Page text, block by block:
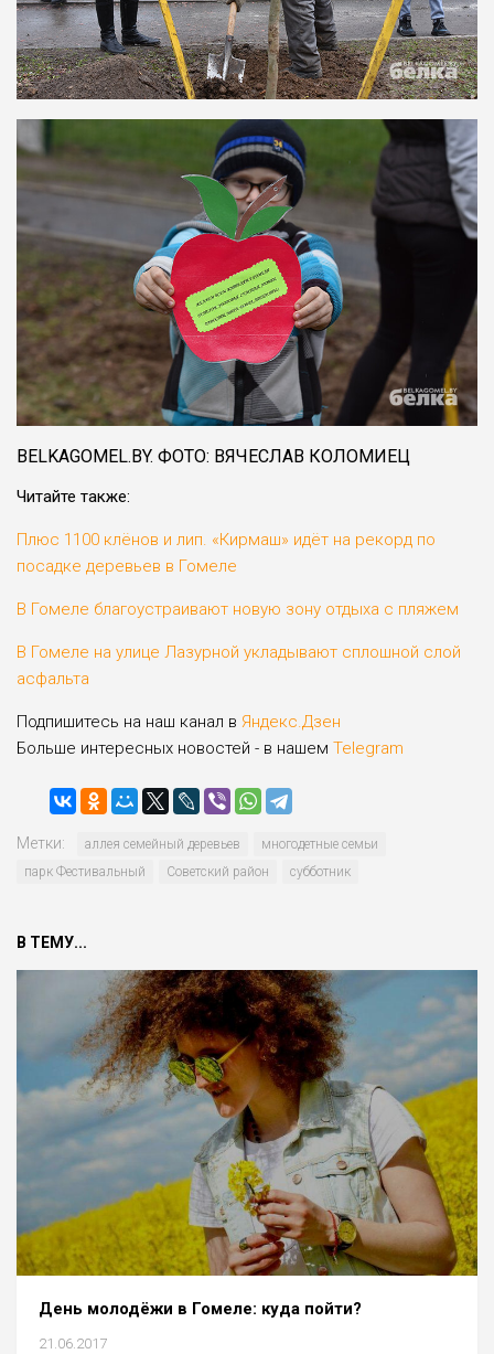
BELKАGOMEL.BY. ФОТО: ВЯЧЕСЛАВ КОЛОМИЕЦ
Читайте также:
Плюс 1100 клёнов и лип. «Кирмаш» идёт на рекорд по
посадке деревьев в Гомеле
В Гомеле благоустраивают новую зону отдыха с пляжем
В Гомеле на улице Лазурной укладывают сплошной слой
асфальта
Подпишитесь на наш канал в Яндекс.Дзен
Больше интересных новостей - в нашем Telegram
Метки: аллея семейный деревьев
многодетные семьи
парк Фестивальный
Советский район субботник
В ТЕМУ...
День молодёжи в Гомеле: куда пойти?
21.06.2017